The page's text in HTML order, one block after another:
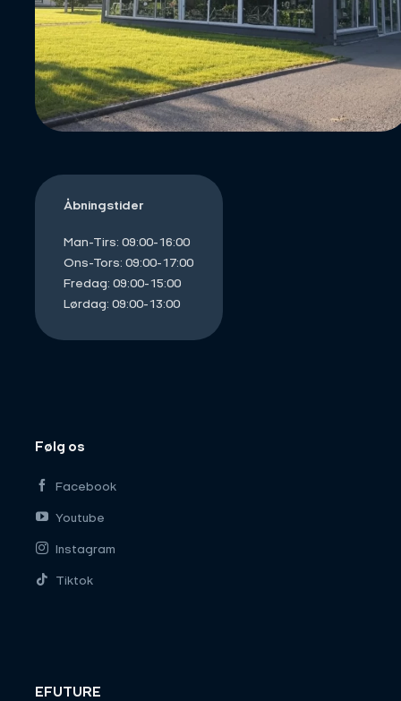
Følg os
Facebook
Youtube
Instagram
Tiktok
EFUTURE
Åbningstider
Man-Tirs: 09:00-16:00
Ons-Tors: 09:00-17:00
Fredag: 09:00-15:00
Lørdag: 09:00-13:00